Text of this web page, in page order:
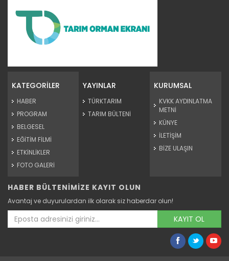
ve...
Taşköprü sarımsağı...
Taşköprü Belediyesince bu yıl 36'ncısı düzenlenen
Uluslararası...
Devamını Oku ->
KATEGORİLER
HABER
PROGRAM
BELGESEL
EĞİTİM FİLMİ
ETKİNLİKLER
FOTO GALERİ
YAYINLAR
TÜRKTARIM
TARIM BÜLTENİ
KURUMSAL
KVKK AYDINLATMA
METNİ
KÜNYE
İLETİŞİM
BİZE ULAŞIN
HABER BÜLTENİMİZE KAYIT OLUN
Avantaj ve duyurulardan ilk olarak siz haberdar olun!
KAYIT OL